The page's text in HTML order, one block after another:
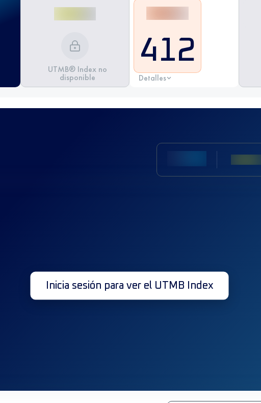
UTMB® Index no
disponible
412
Detalles
Inicia sesión para ver el UTMB Index